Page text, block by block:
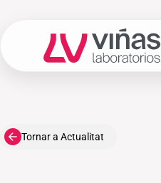
Laboratorios Viñas
Tornar a Actualitat